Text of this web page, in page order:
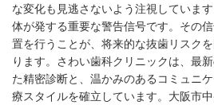
な変化も見逃さないよう注視しています
体が発する重要な警告信号です。その
置を行うことが、将来的な抜歯リスク
ります。さわい歯科クリニックは、最
た精密診断と、温かみのあるコミュニ
療スタイルを確立しています。大阪市